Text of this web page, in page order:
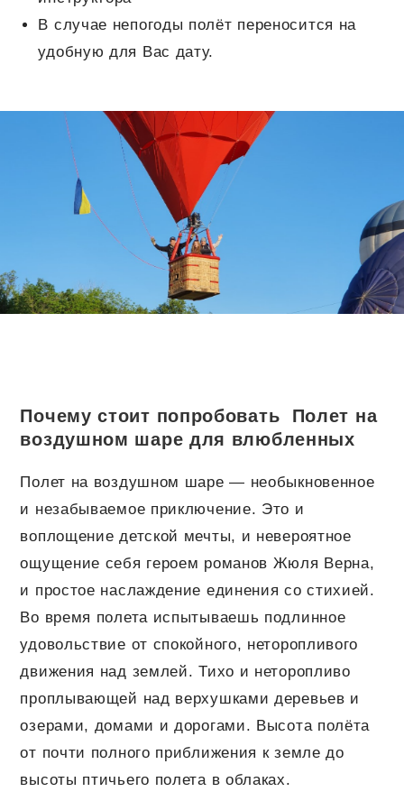
В случае непогоды полёт переносится на
удобную для Вас дату.
Почему стоит попробовать Полет на
воздушном шаре для влюбленных
Полет на воздушном шаре — необыкновенное
и незабываемое приключение. Это и
воплощение детской мечты, и невероятное
ощущение себя героем романов Жюля Верна,
и простое наслаждение единения со стихией.
Во время полета испытываешь подлинное
удовольствие от спокойного, неторопливого
движения над землей. Тихо и неторопливо
проплывающей над верхушками деревьев и
озерами, домами и дорогами. Высота полёта
от почти полного приближения к земле до
высоты птичьего полета в облаках.